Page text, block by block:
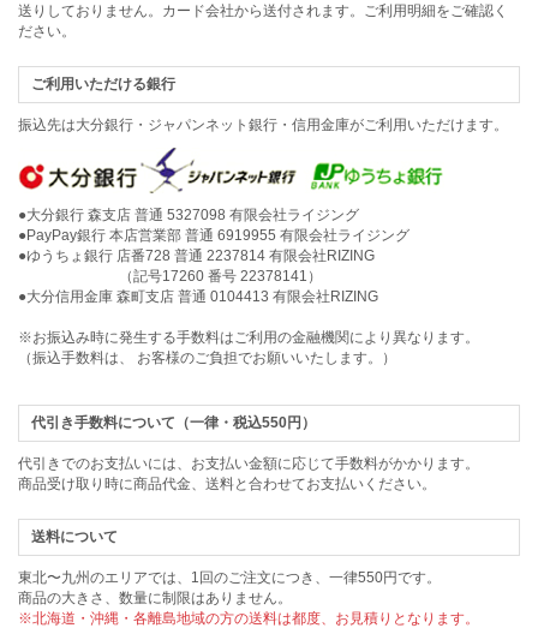
送りしておりません。カード会社から送付されます。ご利用明細をご確認く
ださい。
ご利用いただける銀行
振込先は大分銀行・ジャパンネット銀行・信用金庫がご利用いただけます。
●大分銀行 森支店 普通 5327098 有限会社ライジング
●PayPay銀行 本店営業部 普通 6919955 有限会社ライジング
●ゆうちょ銀行 店番728 普通 2237814 有限会社RIZING
（記号17260 番号 22378141）
●大分信用金庫 森町支店 普通 0104413 有限会社RIZING
※お振込み時に発生する手数料はご利用の金融機関により異なります。
（振込手数料は、 お客様のご負担でお願いいたします。）
代引き手数料について（一律・税込550円）
代引きでのお支払いには、お支払い金額に応じて手数料がかかります。
商品受け取り時に商品代金、送料と合わせてお支払いください。
送料について
東北〜九州のエリアでは、1回のご注文につき、一律550円です。
商品の大きさ、数量に制限はありません。
※北海道・沖縄・各離島地域の方の送料は都度、お見積りとなります。